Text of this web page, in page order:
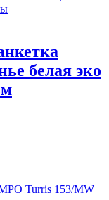
белая эко